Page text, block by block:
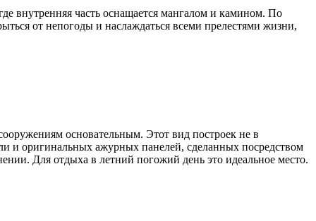
внутренняя часть оснащается мангалом и камином. По
от непогоды и наслаждаться всеми прелестями жизни,
основательным. Этот вид построек не в
и оригинальных ажурных панелей, сделанных посредством
Для отдыха в летний погожий день это идеальное место.